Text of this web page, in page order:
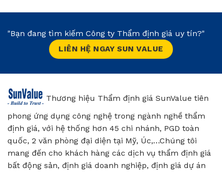
"Bạn đang tìm kiếm Công ty Thẩm định giá uy tín?"
LIÊN HỆ NGAY SUN VALUE
Thương hiệu Thẩm định giá SunValue tiên
phong ứng dụng công nghệ trong ngành nghề thẩm
định giá, với hệ thống hơn 45 chi nhánh, PGD toàn
quốc, 2 văn phòng đại diện tại Mỹ, Úc,…Chúng tôi
mang đến cho khách hàng các dịch vụ thẩm định giá
bất động sản, định giá doanh nghiệp, định giá dự án